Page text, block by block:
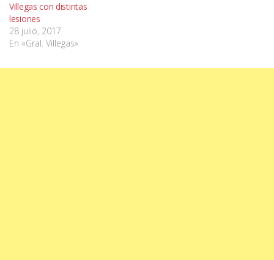
Villegas con distintas
lesiones
28 julio, 2017
En «Gral. Villegas»